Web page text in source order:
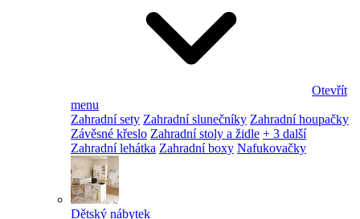
Otevřít
menu
Zahradní sety Zahradní slunečníky Zahradní houpačky
Závěsné křeslo Zahradní stoly a židle + 3 další
Zahradní lehátka Zahradní boxy Nafukovačky
Dětský nábytek